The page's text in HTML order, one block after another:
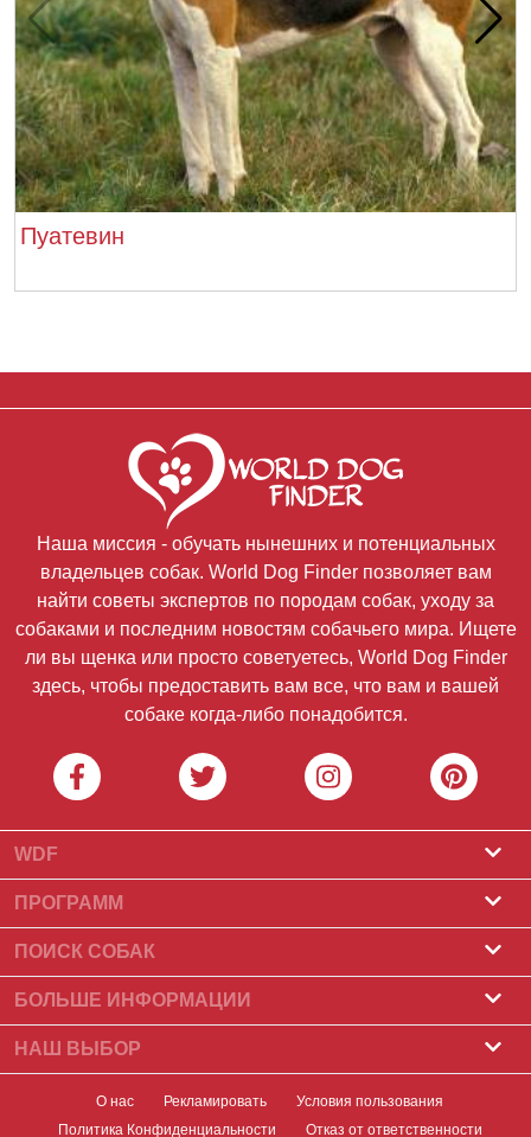
Пуатевин
Наша миссия - обучать нынешних и потенциальных
владельцев собак. World Dog Finder позволяет вам
найти советы экспертов по породам собак, уходу за
собаками и последним новостям собачьего мира. Ищете
ли вы щенка или просто советуетесь, World Dog Finder
здесь, чтобы предоставить вам все, что вам и вашей
собаке когда-либо понадобится.
WDF
О нас
Что такое World Dog Finder
Какие ассоциации мы принимаем?
Контакт
Наши партнеры
Новостная рассылка
ПРОГРАММ
Программа заводчиков
Программа для грумеров
ПОИСК СОБАК
Питомники
Купить собаку
Найти помет
Принять собаку
БОЛЬШЕ ИНФОРМАЦИИ
Породы собак
Лучшие рассказы
НАШ ВЫБОР
О нас Рекламировать
Условия пользования
Политика Конфиденциальности
Отказ от ответственности